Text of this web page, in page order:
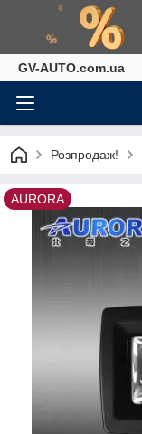
GV-AUTO.com.ua
Розпродаж!
AURORA